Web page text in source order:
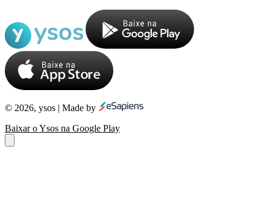
© 2026, ysos | Made by
Baixar o Ysos na Google Play